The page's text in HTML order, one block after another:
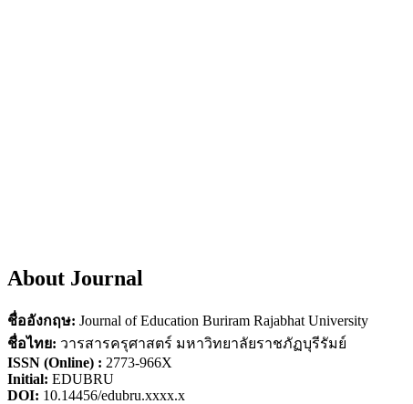
About Journal
ชื่ออังกฤษ: Journal of Education Buriram Rajabhat University
ชื่อไทย: วารสารครุศาสตร์ มหาวิทยาลัยราชภัฏบุรีรัมย์
ISSN (Online) : 2773-966X
Initial: EDUBRU
DOI: 10.14456/edubru.xxxx.x